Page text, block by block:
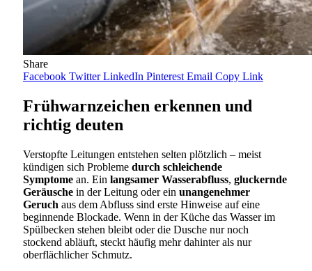
Share
Facebook Twitter LinkedIn Pinterest Email Copy Link
Frühwarnzeichen erkennen und
richtig deuten
Verstopfte Leitungen entstehen selten plötzlich – meist
kündigen sich Probleme durch schleichende
Symptome an. Ein langsamer Wasserabfluss, gluckernde
Geräusche in der Leitung oder ein unangenehmer
Geruch aus dem Abfluss sind erste Hinweise auf eine
beginnende Blockade. Wenn in der Küche das Wasser im
Spülbecken stehen bleibt oder die Dusche nur noch
stockend abläuft, steckt häufig mehr dahinter als nur
oberflächlicher Schmutz.